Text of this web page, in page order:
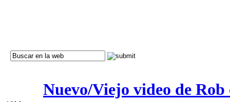
Nuevo/Viejo video de